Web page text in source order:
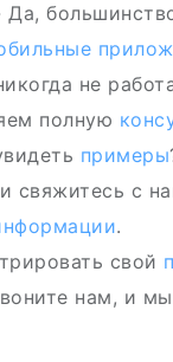
Да,
не
полную
примеры
свяжитесь с
.
свой
нам, и